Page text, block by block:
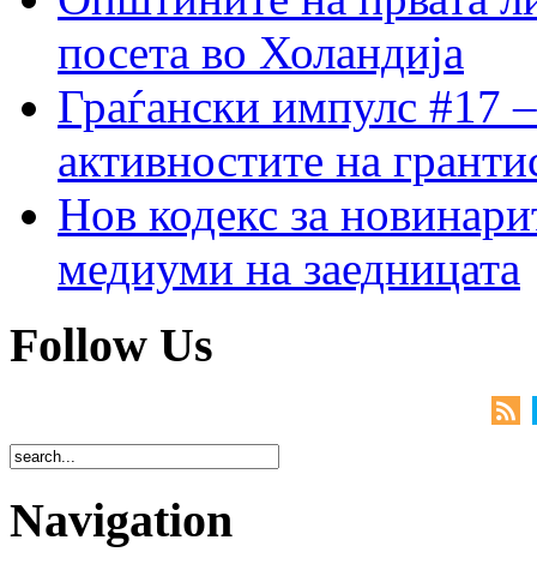
посета во Холандија
Граѓански импулс #17
активностите на
Нов кодекс за
медиуми на заедницата
Follow Us
Navigation